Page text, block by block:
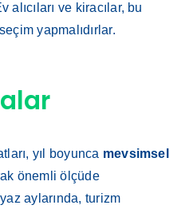
alıcıları ve kiracılar, bu
yapmalıdırlar.
yıl boyunca mevsimsel
önemli ölçüde
aylarında, turizm